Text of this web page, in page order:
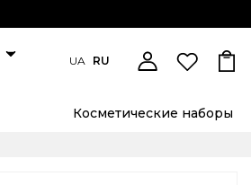
UA RU
Косметические наборы